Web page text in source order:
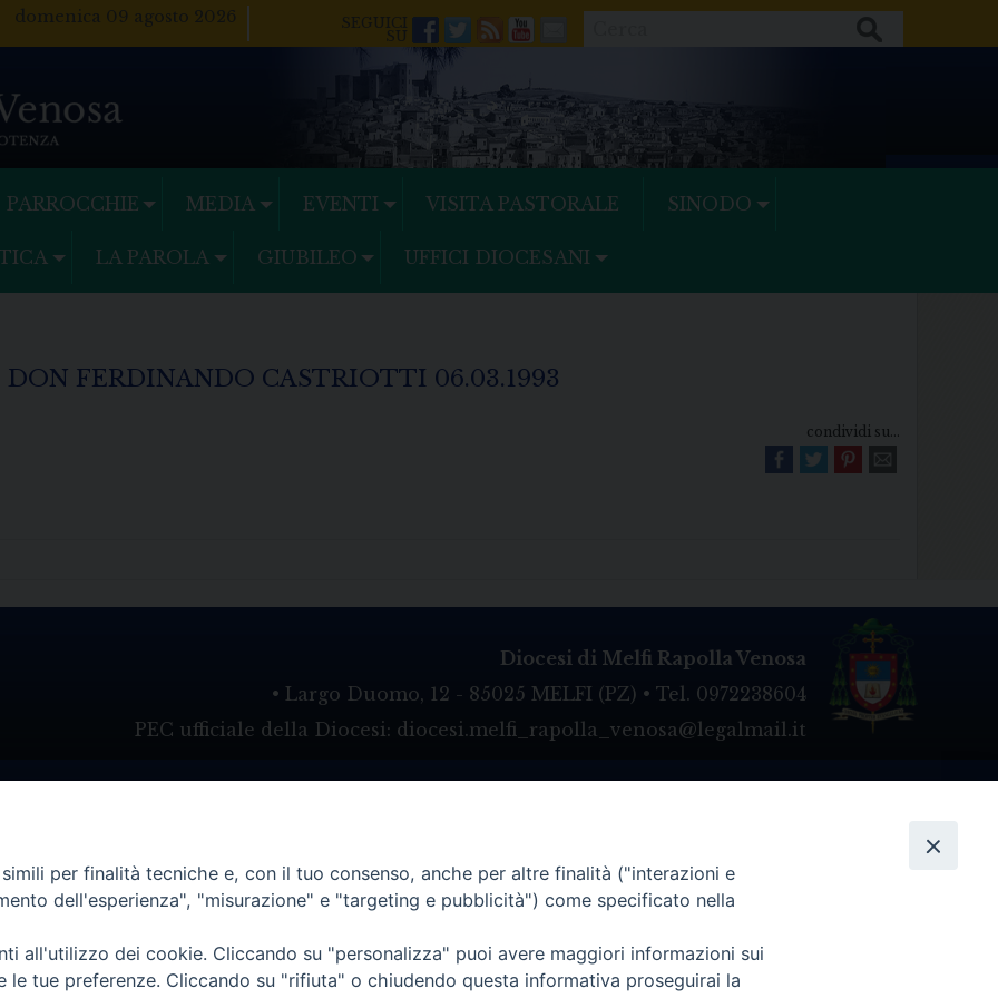
domenica 09 agosto 2026
Facebook
Twitter
FeedsYoutube
Mail
PARROCCHIE MEDIA EVENTI VISITA PASTORALE SINODO
LA PAROLA GIUBILEO UFFICI DIOCESANI
FERDINANDO CASTRIOTTI 06.03.1993
condividi su...
Diocesi di Melfi Rapolla Venosa
• Largo Duomo, 12 - 85025 MELFI (PZ) • Tel. 0972238604
PEC ufficiale della Diocesi: diocesi.melfi_rapolla_venosa@legalmail.it
per finalità tecniche e, con il tuo consenso, anche per altre finalità ("interazioni e
dell'esperienza", "misurazione" e "targeting e pubblicità") come specificato nella
all'utilizzo dei cookie. Cliccando su "personalizza" puoi avere maggiori informazioni sui
le tue preferenze. Cliccando su "rifiuta" o chiudendo questa informativa proseguirai la